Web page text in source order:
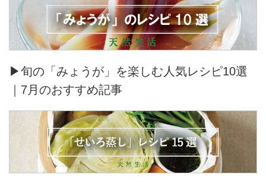
▶旬の「みょうが」を楽しむ人気レシピ10選
｜7月のおすすめ記事